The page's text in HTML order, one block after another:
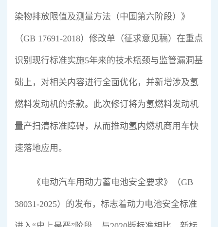
染物排放限值及测量方法（中国第六阶段）》
（GB 17691-2018）修改单（征求意见稿）在重点
识别现行标准实施5年来的技术瓶颈与监管漏洞基
础上，对相关内容进行全面优化，并新增涉及氢
燃料发动机的条款。此次修订将为氢燃料发动机
量产扫清标准障碍，从而推动氢内燃机商用车快
速落地应用。
《电动汽车用动力蓄电池安全要求》（GB
38031-2025）的发布，标志着动力电池安全标准